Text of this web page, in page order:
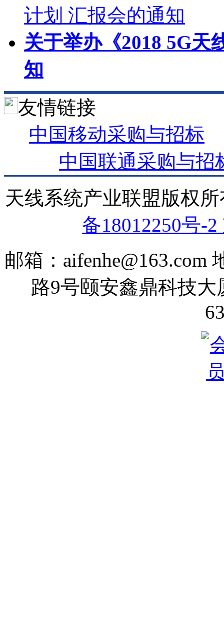
计划 汇报会的通知
关于举办《2018 5G天
知
友情链接
中国移动采购与招标
中国联通采购与招
天线系统产业联盟版权
备18012250号-
邮箱：
路9号颐安鑫鼎科技大